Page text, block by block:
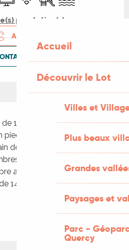
Accueil
Découvrir le Lot
Villes et
Plus beaux
Grandes
Paysages et
Parc -
Quercy
prestation(s)
APPELER
NOUS
110 m² au calme pour 6 à
pied en pierre entièrement
de 1ha à 1km du village de
: 1 chambre avec un lit
avec un lit de 140X190 . 1
140X190 et 2 lit